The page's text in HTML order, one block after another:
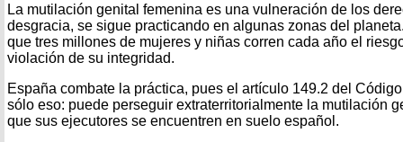
La mutilación genital femenina es una vulneración de los
desgracia, se sigue practicando en algunas zonas del
que tres millones de mujeres y niñas corren cada año el
violación de su integridad.
España combate la práctica, pues el artículo 149.2 del
sólo eso: puede perseguir extraterritorialmente la mutilación
que sus ejecutores se encuentren en suelo español.